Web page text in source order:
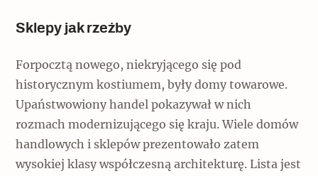
Sklepy jak rzeźby
Forpocztą nowego, niekryjącego się pod
historycznym kostiumem, były domy towarowe.
Upaństwowiony handel pokazywał w nich
rozmach modernizującego się kraju. Wiele domów
handlowych i sklepów prezentowało zatem
wysokiej klasy współczesną architekturę. Lista jest